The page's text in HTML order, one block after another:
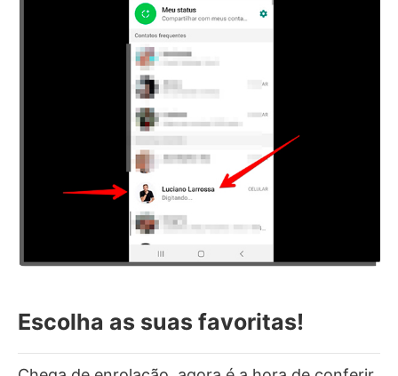
Escolha as suas favoritas!